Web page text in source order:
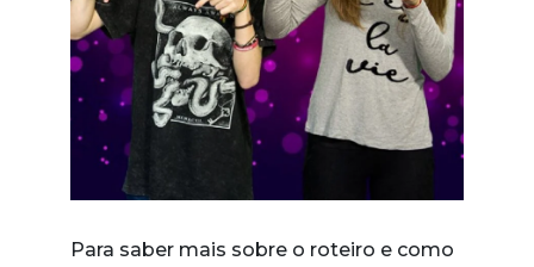
Para saber mais sobre o roteiro e como